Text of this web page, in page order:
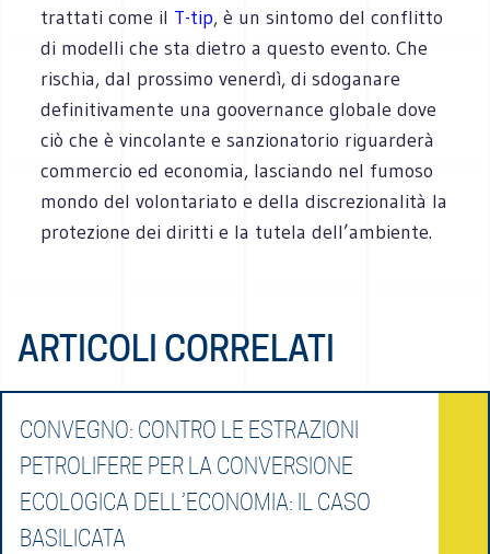
trattati come il T-tip, è un sintomo del conflitto
di modelli che sta dietro a questo evento. Che
rischia, dal prossimo venerdì, di sdoganare
definitivamente una goovernance globale dove
ciò che è vincolante e sanzionatorio riguarderà
commercio ed economia, lasciando nel fumoso
mondo del volontariato e della discrezionalità la
protezione dei diritti e la tutela dell’ambiente.
ARTICOLI CORRELATI
CONVEGNO: CONTRO LE ESTRAZIONI
PETROLIFERE PER LA CONVERSIONE
ECOLOGICA DELL’ECONOMIA: IL CASO
BASILICATA